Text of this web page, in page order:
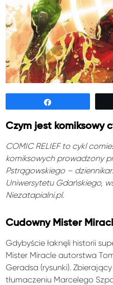
Czym jest komiksowy
COMIC RELIEF to cykl
komiksowych prowadzony
Pstrągowskiego –
Uniwersytetu Gdańskiego,
Niezatapialni.pl.
Cudowny Mister
Gdybyście łaknęli historii
Mister Miracle autorstwa
Geradsa (rysunki).
tłumaczeniu Marcelego